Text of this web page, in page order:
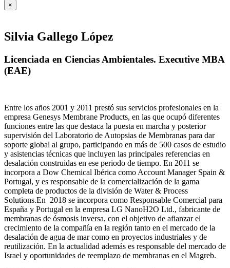
×
Silvia Gallego López
Licenciada en Ciencias Ambientales. Executive MBA
(EAE)
Entre los años 2001 y 2011 prestó sus servicios profesionales en la
empresa Genesys Membrane Products, en las que ocupó diferentes
funciones entre las que destaca la puesta en marcha y posterior
supervisión del Laboratorio de Autopsias de Membranas para dar
soporte global al grupo, participando en más de 500 casos de estudio
y asistencias técnicas que incluyen las principales referencias en
desalación construidas en ese periodo de tiempo. En 2011 se
incorpora a Dow Chemical Ibérica como Account Manager Spain &
Portugal, y es responsable de la comercialización de la gama
completa de productos de la división de Water & Process
Solutions.En 2018 se incorpora como Responsable Comercial para
España y Portugal en la empresa LG NanoH2O Ltd., fabricante de
membranas de ósmosis inversa, con el objetivo de afianzar el
crecimiento de la compañía en la región tanto en el mercado de la
desalación de agua de mar como en proyectos industriales y de
reutilización. En la actualidad además es responsable del mercado de
Israel y oportunidades de reemplazo de membranas en el Magreb.